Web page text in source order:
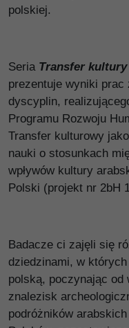
polskiej.
Seria Transfer
prezentuje wyniki prac
dyscyplin,
Programu Rozwoju
Transfer kulturowy
nauki o stosunkach
wpływów kultury
Polski (projekt nr 2bH
Badacze ci zajęli się
dziedzinami, w
polską, poczynając od
znalezisk
podróżników